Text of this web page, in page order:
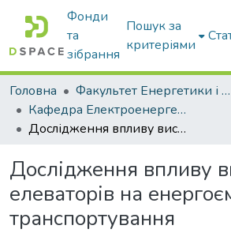
Фонди
та
зібрання
Пошук за
критеріями
Головна
Факультет Енергетики і комп'ютерних технологій
Кафедра Електроенергетики і електротехнологій
Дослідження впливу висоти норій елеваторів на енергоємність транспортування
Дослідження впливу
елеваторів на
транспортування